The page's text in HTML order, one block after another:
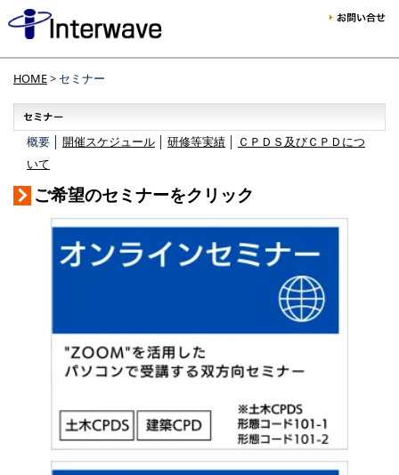
HOME> セミナー
概要 │ 開催スケジュール 研修等実績
ＣＰＤＳ及びＣＰＤにつ
いて
ご希望のセミナーをクリック